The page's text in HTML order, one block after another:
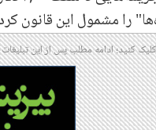
را مشمول این قانون
کنید؛ ادامه مطلب پس از این تبلیغات